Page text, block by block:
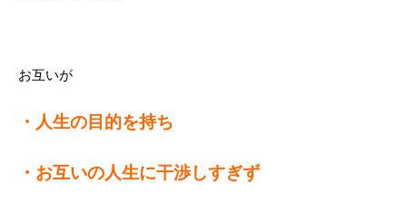
お互いが
・人生の目的を持ち
・お互いの人生に干渉しすぎず